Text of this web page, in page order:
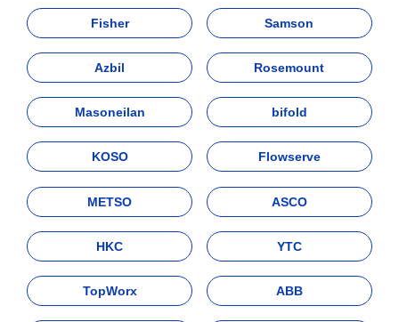
Fisher Samson
Azbil Rosemount
Masoneilan bifold
KOSO Flowserve
METSO ASCO
HKC YTC
TopWorx ABB